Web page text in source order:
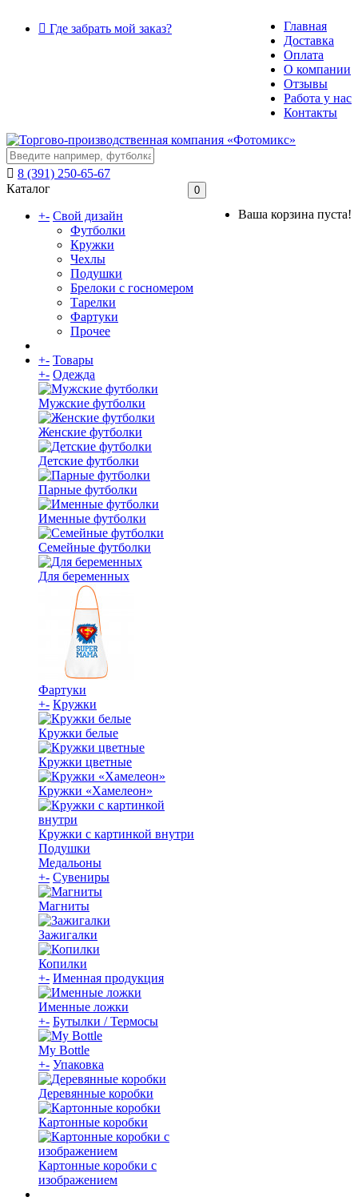
Где забрать мой заказ?
Главная
Доставка
Оплата
О компании
Отзывы
Работа у нас
Контакты
8 (391) 250-65-67
0
Ваша корзина пуста!
Каталог
+- Свой дизайн
Футболки
Кружки
Чехлы
Подушки
Брелоки с госномером
Тарелки
Фартуки
Прочее
+- Товары
+- Одежда
Мужские футболки
Женские футболки
Детские футболки
Парные футболки
Именные футболки
Семейные футболки
Для беременных
Фартуки
+- Кружки
Кружки белые
Кружки цветные
Кружки «Хамелеон»
Кружки с картинкой внутри
Подушки
Медальоны
+- Сувениры
Магниты
Зажигалки
Копилки
+- Именная продукция
Именные ложки
+- Бутылки / Термосы
My Bottle
+- Упаковка
Деревянные коробки
Картонные коробки
Картонные коробки с
изображением